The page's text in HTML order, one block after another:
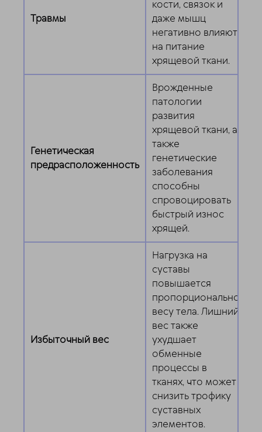
Травмы
кости, связок и
даже мышц
негативно влияют
на питание
хрящевой ткани.
Генетическая
предрасположенность
Врожденные
патологии
развития
хрящевой ткани, а
также
генетические
заболевания
способны
спровоцировать
быстрый износ
хрящей.
Избыточный вес
Нагрузка на
суставы
повышается
пропорционально
весу тела. Лишний
вес также
ухудшает
обменные
процессы в
тканях, что может
снизить трофику
суставных
элементов.